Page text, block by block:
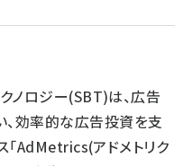
ノロジー(SBT)は、広告
、効率的な広告投資を支
「AdMetrics(アドメトリク